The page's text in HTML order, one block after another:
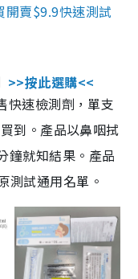
開賣$9.9快速測試
>>按此選購<<
快速檢測劑，單支
到。產品以鼻咽拭
鐘就知結果。產品
測試通用名單。